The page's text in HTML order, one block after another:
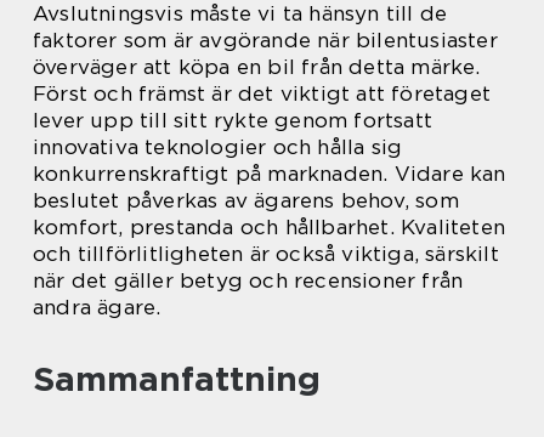
Avslutningsvis måste vi ta hänsyn till de
faktorer som är avgörande när bilentusiaster
överväger att köpa en bil från detta märke.
Först och främst är det viktigt att företaget
lever upp till sitt rykte genom fortsatt
innovativa teknologier och hålla sig
konkurrenskraftigt på marknaden. Vidare kan
beslutet påverkas av ägarens behov, som
komfort, prestanda och hållbarhet. Kvaliteten
och tillförlitligheten är också viktiga, särskilt
när det gäller betyg och recensioner från
andra ägare.
Sammanfattning